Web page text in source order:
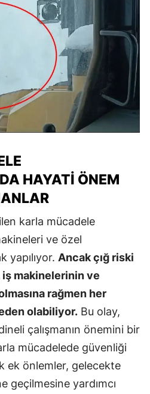
HAYATI ÖNEM
karla mücadele
ve özel
yapılıyor. Ancak çığ riski
makinelerinin ve
rağmen her
olabiliyor. Bu olay,
çalışmanın önemini bir
mücadelede güvenliği
ek önlemler, gelecekte
geçilmesine yardımcı